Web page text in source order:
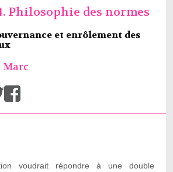
Philosophie des normes
et enrôlement des
Marc
voudrait répondre à une double